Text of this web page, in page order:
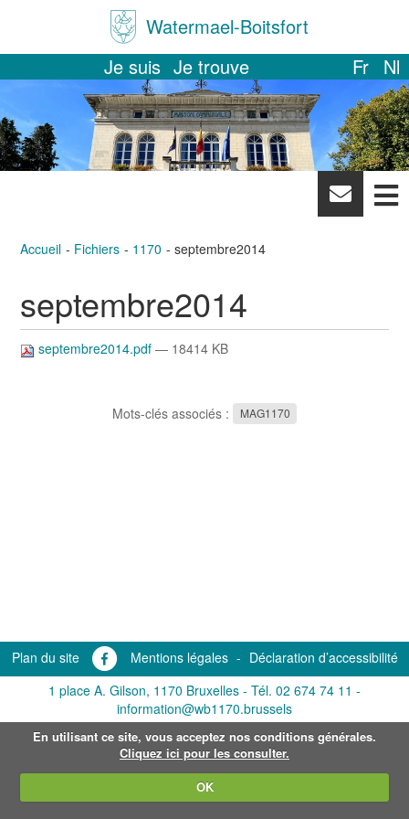
Watermael-Boitsfort
Je suis Je trouve Fr Nl
News
Accueil Fichiers 1170 septembre2014
septembre2014
septembre2014.pdf— 18414 KB
Mots-clés associés : MAG1170
Plan du site Mentions légales - Déclaration d’accessibilité
1 place A. Gilson, 1170 Bruxelles - Tél. 02 674 74 11 -
information@wb1170.brussels
En utilisant ce site, vous acceptez nos conditions générales.
Cliquez ici pour les consulter.
OK